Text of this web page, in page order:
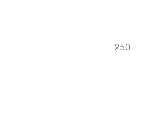
250